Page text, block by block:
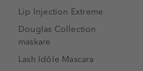
Lip Injection Extreme
Douglas Collection
maskare
Lash Idôle Mascara